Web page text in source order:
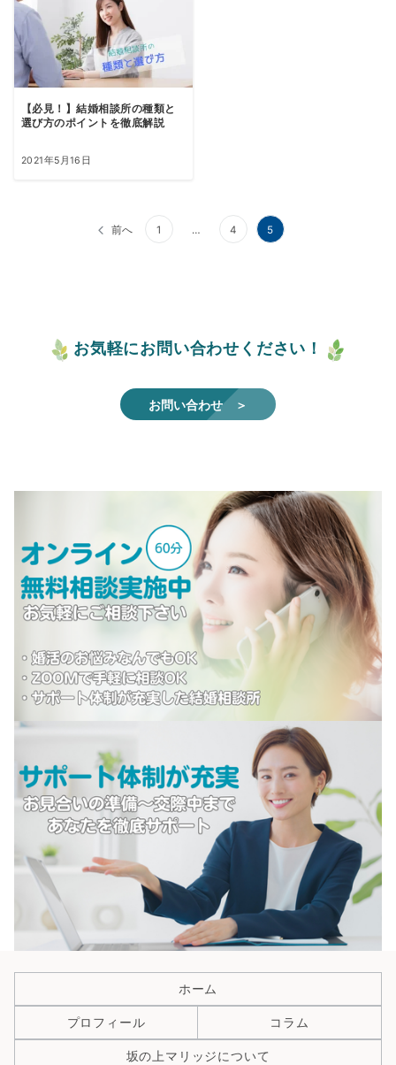
【必見！】結婚相談所の種類と
選び方のポイントを徹底解説
2021年5月16日
前へ 1 … 4 5
お気軽にお問い合わせください！
お問い合わせ ＞
ホーム
プロフィール コラム
坂の上マリッジについて